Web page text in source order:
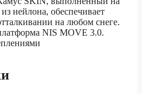
нейлона, обеспечивает
на любом снеге.
NIS MOVE 3.0.